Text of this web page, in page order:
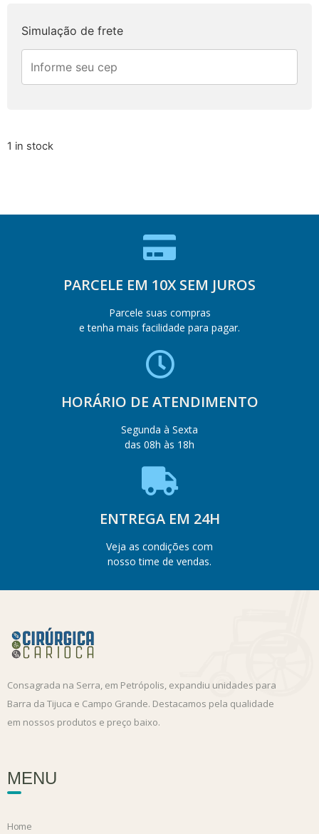
Simulação de frete
1 in stock
PARCELE EM 10X SEM JUROS
Parcele suas compras
e tenha mais facilidade para pagar.
HORÁRIO DE ATENDIMENTO
Segunda à Sexta
das 08h às 18h
ENTREGA EM 24H
Veja as condições com
nosso time de vendas.
Consagrada na Serra, em Petrópolis, expandiu unidades para
Barra da Tijuca e Campo Grande. Destacamos pela qualidade
em nossos produtos e preço baixo.
MENU
Home